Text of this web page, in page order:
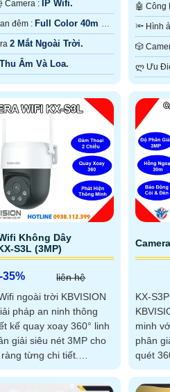
🏆 Công Nghệ Camera : IP Wifi.
🌈 Hình ảnh ban đêm : Full Color 40m Có
2 Mắt Ngoài Trời.
Thu Âm Và Loa.
Màu
🎲
Nhựa.
Không Dây
S3L (3MP)
35%
liên hệ
ngoài trời KBVISION
pháp an ninh thông
kế quay xoay 360° linh
giải siêu nét 3MP cho
từng chi tiết.
hợp công nghệ hồng
30m và đèn chiếu sáng
KX-
minh
phân
quét
ảnh sắc
đàm